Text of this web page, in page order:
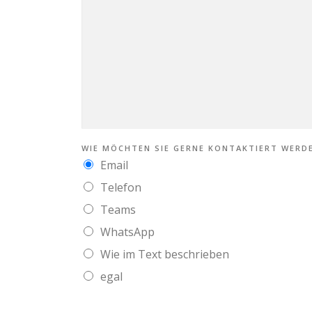
WIE MÖCHTEN SIE GERNE KONTAKTIERT
Email
Telefon
Teams
WhatsApp
Wie im Text beschrieben
egal